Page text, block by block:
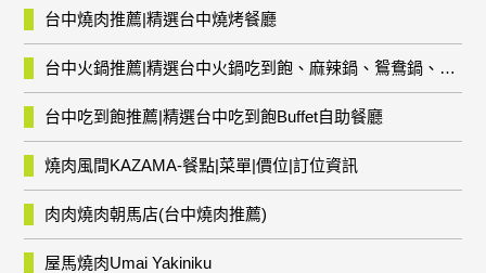
台中燒肉推薦|精選台中燒烤餐廳
台中火鍋推薦|精選台中火鍋吃到飽、麻辣鍋、鴛鴦鍋、石頭火鍋、酸菜白肉鍋、海鮮鍋、燒酒雞、麻油雞、壽喜燒等熱門人氣火鍋店!
台中吃到飽推薦|精選台中吃到飽Buffet自助餐廳
燒肉風間KAZAMA-餐點|菜單|價位|訂位資訊
肉肉燒肉朝馬店(台中燒肉推薦)
屋馬燒肉Umai Yakiniku